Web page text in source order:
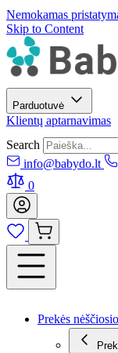
Nemokamas
Skip to Content
Parduotuvė
Klientų aptarnavimas
Search
info@babydo.lt
0
Prekės